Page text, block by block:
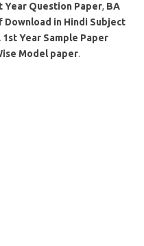
Year Question Paper, BA
Download in Hindi Subject
1st Year Sample Paper
Model paper.